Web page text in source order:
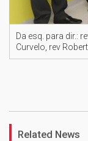
Da esq. para dir.:
Curvelo, rev
Related News